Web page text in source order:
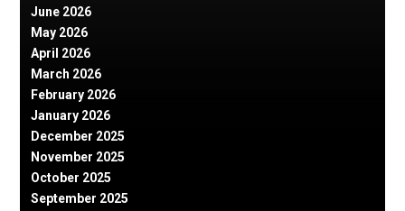
June 2026
May 2026
April 2026
March 2026
February 2026
January 2026
December 2025
November 2025
October 2025
September 2025